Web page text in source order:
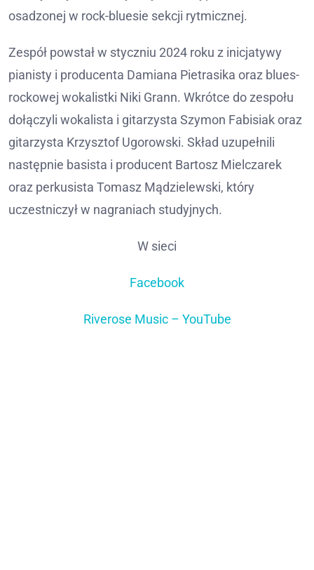
osadzonej w rock-bluesie sekcji rytmicznej.
Zespół powstał w styczniu 2024 roku z inicjatywy
pianisty i producenta Damiana Pietrasika oraz blues-
rockowej wokalistki Niki Grann. Wkrótce do zespołu
dołączyli wokalista i gitarzysta Szymon Fabisiak oraz
gitarzysta Krzysztof Ugorowski. Skład uzupełnili
następnie basista i producent Bartosz Mielczarek
oraz perkusista Tomasz Mądzielewski, który
uczestniczył w nagraniach studyjnych.
W sieci
Facebook
Riverose Music – YouTube